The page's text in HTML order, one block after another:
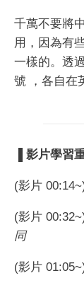
千萬不要將
用，因為有
一樣的。透
號 ，各自在
影片學習
(影片
(影片
同
(影片